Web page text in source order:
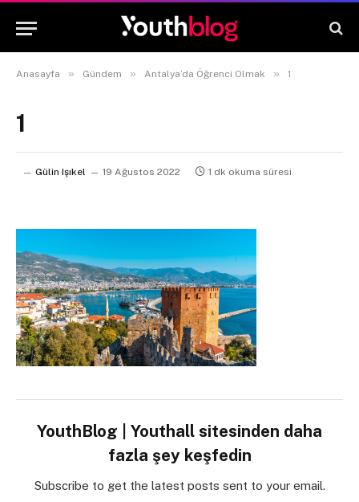
Anasayfa » Gündem » Antalya’da Öğrenci Olmak » 1
1
Gülin Işıkel 19 Ağustos 2022 1 dk okuma süresi
YouthBlog | Youthall sitesinden daha
fazla şey keşfedin
Subscribe to get the latest posts sent to your email.